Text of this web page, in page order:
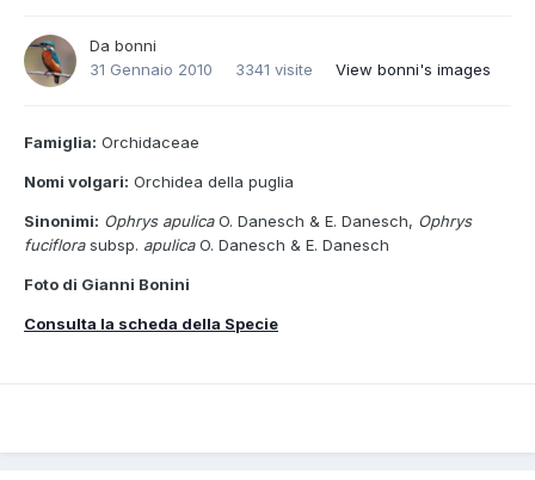
Da bonni
31 Gennaio 2010
3341 visite View bonni's images
Famiglia: Orchidaceae
Nomi volgari: Orchidea della puglia
Sinonimi: Ophrys apulicaO. Danesch & E. Danesch, Ophrys
fuciflorasubsp. apulicaO. Danesch & E. Danesch
Foto di Gianni Bonini
Consulta la scheda della Specie